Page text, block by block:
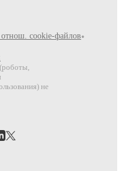
cookie-файлов•
не